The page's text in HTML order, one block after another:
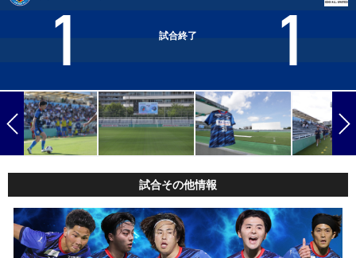
1 試合終了 1
試合その他情報